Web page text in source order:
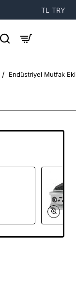
TL TRY
Endüstriyel Mutfak